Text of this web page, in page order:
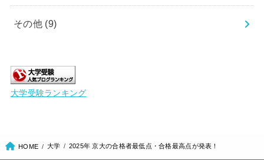
その他 (9)
大学受験ランキング
HOME 大学 2025年 京大の合格者最低点・合格最高点が発表！